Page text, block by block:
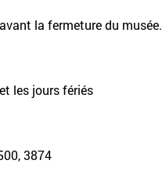
la fermeture du musée.
les jours fériés
3874